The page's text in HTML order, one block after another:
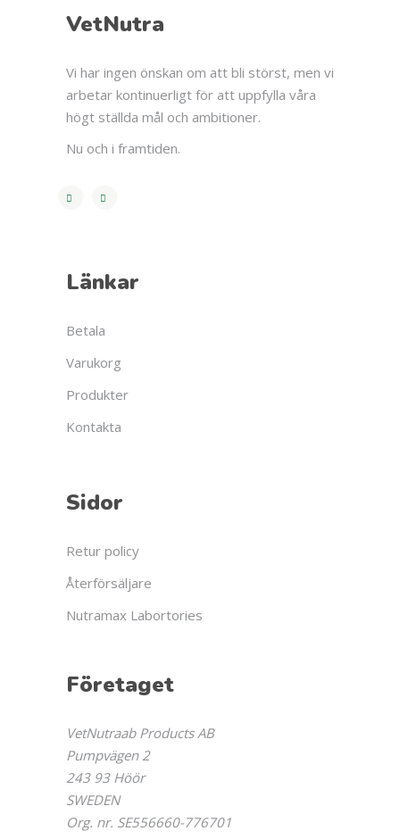
VetNutra
Vi har ingen önskan om att bli störst, men vi
arbetar kontinuerligt för att uppfylla våra
högt ställda mål och ambitioner.
Nu och i framtiden.
Länkar
Betala
Varukorg
Produkter
Kontakta
Sidor
Retur policy
Återförsäljare
Nutramax Labortories
Företaget
VetNutraab Products AB
Pumpvägen 2
243 93 Höör
SWEDEN
Org. nr. SE556660-776701